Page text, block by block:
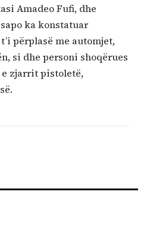
Amadeo Fufi, dhe
ka konstatuar
përplasë me automjet,
si dhe personi shoqërues
zjarrit pistoletë,